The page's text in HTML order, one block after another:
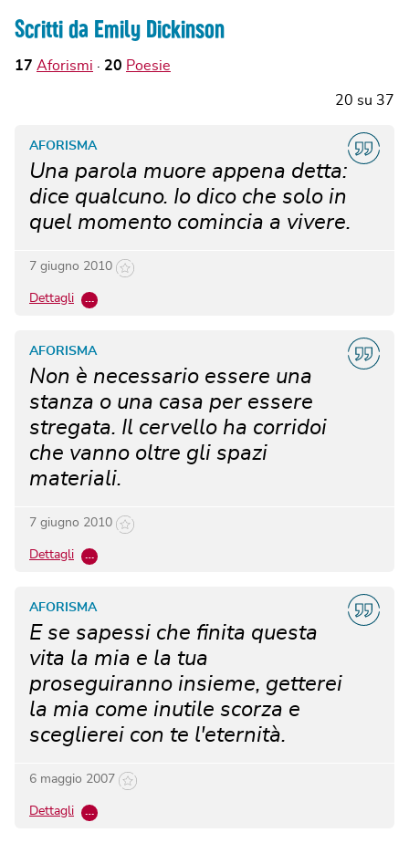
Scritti da Emily Dickinson
17 Aforismi 20 Poesie
20 su 37
Una parola muore appena detta:
dice qualcuno. Io dico che solo in
quel momento comincia a vivere.
AFORISMA
7 giugno 2010
Dettagli …
Non è necessario essere una
stanza o una casa per essere
stregata. Il cervello ha corridoi
che vanno oltre gli spazi
materiali.
AFORISMA
7 giugno 2010
Dettagli …
E se sapessi che finita questa
vita la mia e la tua
proseguiranno insieme, getterei
la mia come inutile scorza e
sceglierei con te l'eternità.
AFORISMA
6 maggio 2007
Dettagli …